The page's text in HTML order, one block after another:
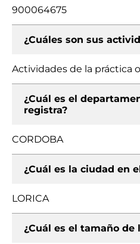
900064675
¿Cuáles son sus
Actividades de la práctica
¿Cuál es el
registra?
CORDOBA
¿Cuál es la ciudad en
LORICA
¿Cuál es el tamaño de